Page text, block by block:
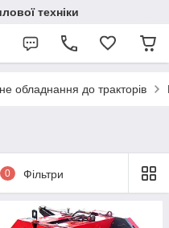
техніки
обладнання до тракторів
0 Фільтри